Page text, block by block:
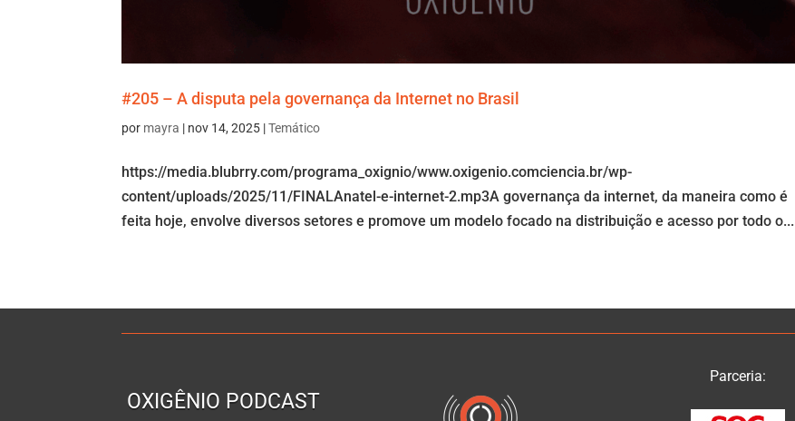
#205 – A disputa pela governança da Internet no Brasil
por mayra | nov 14, 2025 |Temático
https://media.blubrry.com/programa_oxignio/www.oxigenio.comciencia.br/wp-
content/uploads/2025/11/FINALAnatel-e-internet-2.mp3A governança da internet, da maneira como é
feita hoje, envolve diversos setores e promove um modelo focado na distribuição e acesso por todo o...
OXIGÊNIO PODCAST
Parceria: